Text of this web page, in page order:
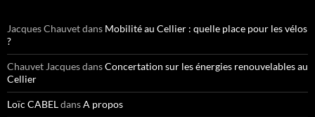
Jacques Chauvetdans Mobilité au Cellier : quelle place pour les vélos
?
Chauvet JacquesdansConcertation sur les énergies renouvelables au
Cellier
Loïc CABELdansA propos